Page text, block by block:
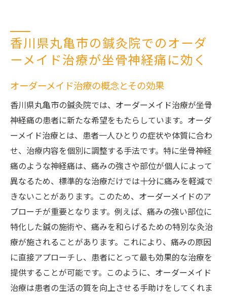
香川県丸亀市の鍼灸院でのオーダ
ーメイド治療が坐骨神経痛に効く
オーダーメイド治療の概念とその効果
香川県丸亀市の鍼灸院では、オーダーメイド治療が坐骨
神経痛の患者に新たな希望をもたらしています。オーダ
ーメイド治療とは、患者一人ひとりの症状や体質に合わ
せ、治療内容を個別に調整する手法です。特に坐骨神経
痛のような神経痛は、痛みの強さや部位が個人によって
異なるため、標準的な治療だけでは十分に痛みを軽減で
きないことがあります。このため、オーダーメイドのア
プローチが重要となります。例えば、痛みの強い部位に
特化した鍼の施術や、痛みを和らげるための特別な灸治
療が施されることがあります。これにより、痛みの原因
に直接アプローチし、患者にとって最も効果的な治療を
提供することが可能です。このように、オーダーメイド
治療は患者の生活の質を向上させる手助けをしてくれま